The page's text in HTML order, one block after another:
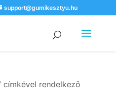
support@gumikesztyu.hu
címkével rendelkező